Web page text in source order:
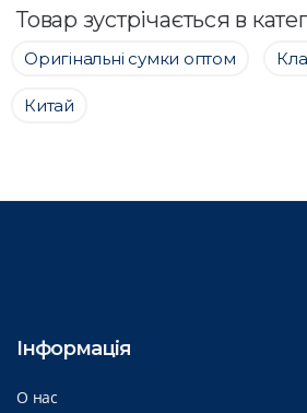
Товар зустрічається в
Оригінальні сумки оптом
Китай
Інформація
О нас